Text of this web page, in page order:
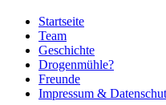
Startseite
Team
Geschichte
Drogenmühle?
Freunde
Impressum &